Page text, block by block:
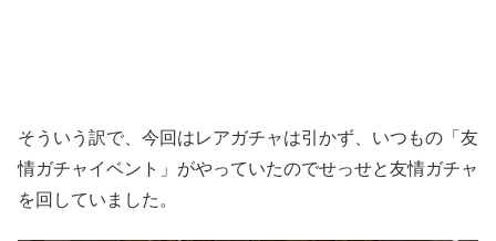
そういう訳で、今回はレアガチャは引かず、いつもの「友
情ガチャイベント」がやっていたのでせっせと友情ガチャ
を回していました。